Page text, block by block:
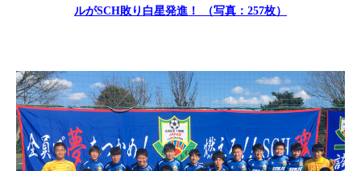
ルがSCH敗り白星発進！ （写真：257枚）